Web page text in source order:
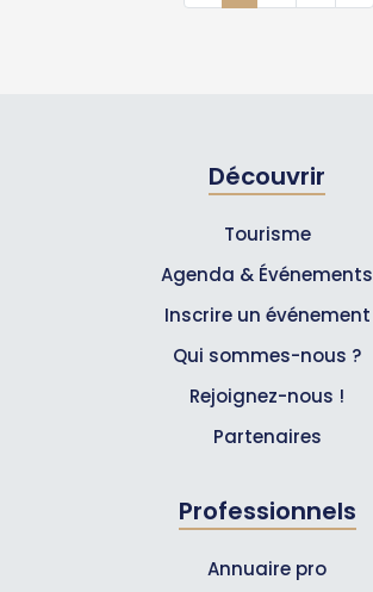
Découvrir
Tourisme
Agenda & Événements
Inscrire un événement
Qui sommes-nous ?
Rejoignez-nous !
Partenaires
Professionnels
Annuaire pro